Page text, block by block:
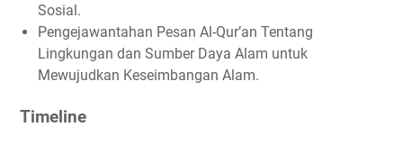
Sosial.
Pengejawantahan Pesan Al-Qur’an Tentang
Lingkungan dan Sumber Daya Alam untuk
Mewujudkan Keseimbangan Alam.
Timeline